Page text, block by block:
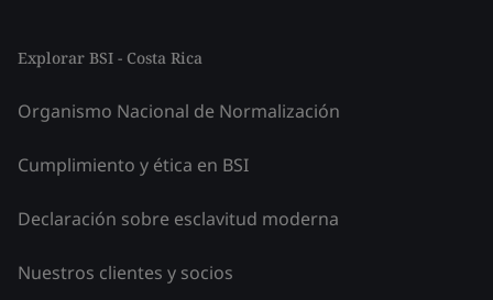
Explorar BSI - Costa Rica
Organismo Nacional de Normalización
Cumplimiento y ética en BSI
Declaración sobre esclavitud moderna
Nuestros clientes y socios